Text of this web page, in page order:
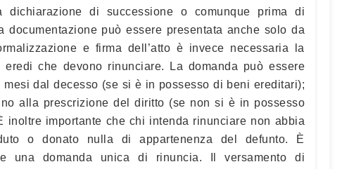
dichiarazione di successione o comunque prima di
documentazione può essere presentata anche solo da
e firma dell’atto è invece necessaria la
che devono rinunciare. La domanda può essere
mesi dal decesso (se si è in possesso di beni ereditari);
alla prescrizione del diritto (se non si è in possesso
inoltre importante che chi intenda rinunciare non abbia
o donato nulla di appartenenza del defunto. È
una domanda unica di rinuncia. Il versamento di